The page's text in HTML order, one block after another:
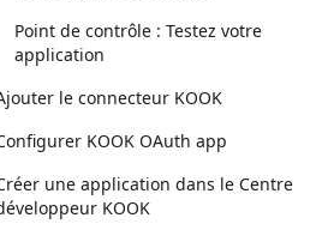
Point de contrôle : Testez votre
application
le connecteur KOOK
KOOK OAuth app
une application dans le Centre
KOOK